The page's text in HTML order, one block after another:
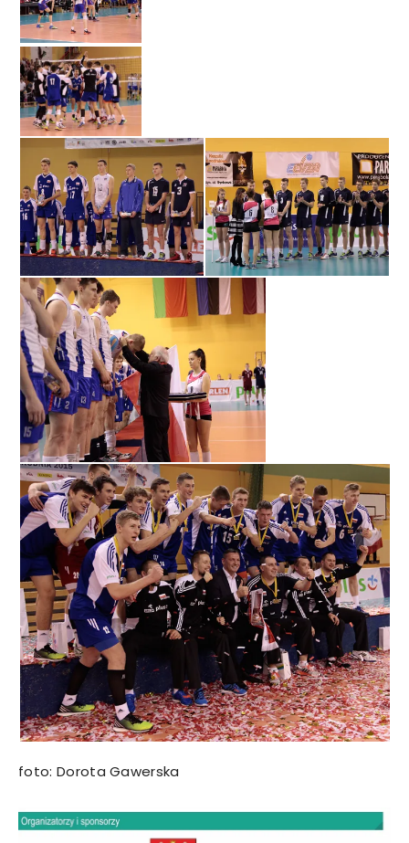
foto: Dorota Gawerska